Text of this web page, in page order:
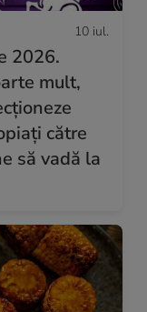
10 iul.
2026.
mult,
către
să vadă la